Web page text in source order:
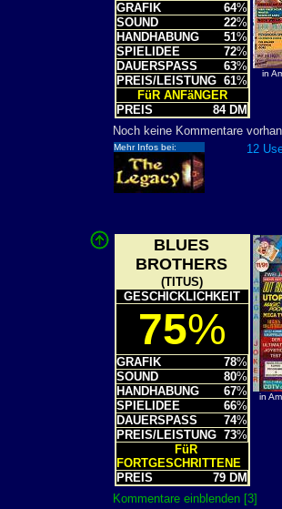
GRAFIK 64%
SOUND
22%
HANDHABUNG
51%
SPIELIDEE
72%
DAUERSPASS
63%
PREIS/LEISTUNG61%
FüR ANFäNGER
PREIS
84 DM
in
Noch keine Kommentare
Mehr Infos bei: 12
BLUES
BROTHERS
(TITUS)
GESCHICKLICHKEIT
75%
GRAFIK 78%
SOUND
80%
HANDHABUNG
67%
SPIELIDEE
66%
DAUERSPASS
74%
PREIS/LEISTUNG73%
FüR
FORTGESCHRITTENE
PREIS
79 DM
in
Kommentare einblenden [3]